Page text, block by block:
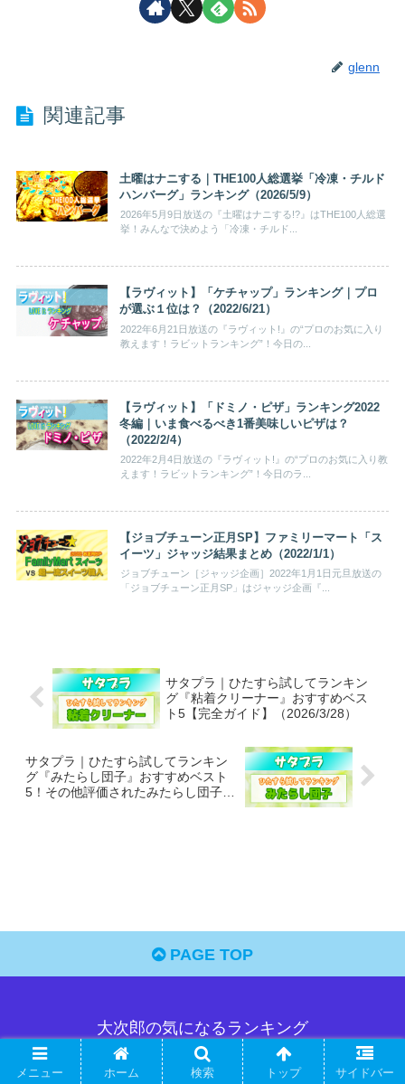
glenn
関連記事
土曜はナニする｜THE100人総選挙「冷凍・チルド
ハンバーグ」ランキング（2026/5/9）
2026年5月9日放送の『土曜はナニする!?』はTHE100人総選
挙！みんなで決めよう「冷凍・チルド...
【ラヴィット】「ケチャップ」ランキング｜プロ
が選ぶ１位は？（2022/6/21）
2022年6月21日放送の『ラヴィット!』の“プロのお気に入り
教えます！ラビットランキング”！今日の...
【ラヴィット】「ドミノ・ピザ」ランキング2022
冬編｜いま食べるべき1番美味しいピザは？
（2022/2/4）
2022年2月4日放送の『ラヴィット!』の“プロのお気に入り教
えます！ラビットランキング”！今日のラ...
【ジョブチューン正月SP】ファミリーマート「ス
イーツ」ジャッジ結果まとめ（2022/1/1）
ジョブチューン［ジャッジ企画］2022年1月1日元旦放送の
「ジョブチューン正月SP」はジャッジ企画『...
サタプラ｜ひたすら試してランキン
グ『粘着クリーナー』おすすめベス
ト5【完全ガイド】（2026/3/28）
サタプラ｜ひたすら試してランキン
グ『みたらし団子』おすすめベスト
5！その他評価されたみたらし団子も
PAGE TOP
大次郎の気になるランキング
ホーム
プロフィール
メニュー ホーム 検索 トップ サイドバー